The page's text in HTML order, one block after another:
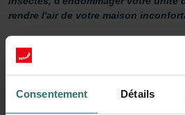
Consentement Détails
rendre l'air de votre maison
System Protection Filter Set
ventilée ? Il est donc important de bien
ventilation. Une façon de le faire est de